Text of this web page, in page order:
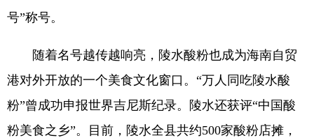
号”称号。
随着名号越传越响亮，陵水酸粉也成为海南自贸
港对外开放的一个美食文化窗口。“万人同吃陵水酸
粉”曾成功申报世界吉尼斯纪录。陵水还获评“中国酸
粉美食之乡”。目前，陵水全县共约500家酸粉店摊，